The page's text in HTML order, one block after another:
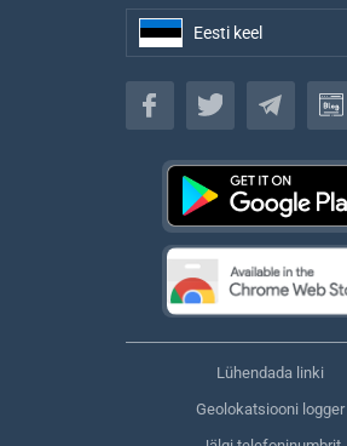
Eesti keel
Eesti keel
Lühendada linki
Geolokatsiooni logger